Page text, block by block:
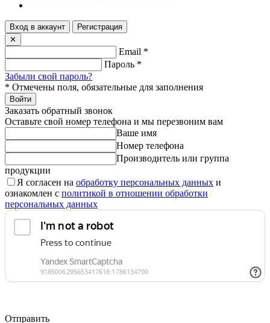
Вход в аккаунт
Регистрация
✕
Email *
Пароль *
Забыли свой пароль?
* Отмечены поля, обязательные для заполнения
Войти
Заказать обратный звонок
Оставьте свой номер телефона и мы перезвоним вам
Ваше имя
Номер телефона
Производитель или группа
продукции
Я согласен на обработку персональных данных и
ознакомлен с политикой в отношении обработки
персональных данных
Отправить